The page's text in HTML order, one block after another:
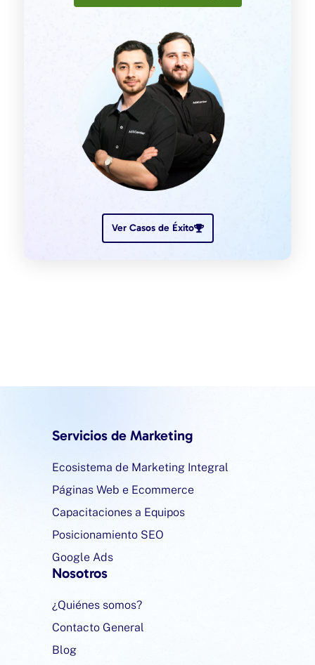
Ver Casos de Éxito
Servicios de Marketing
Ecosistema de Marketing Integral
Páginas Web e Ecommerce
Capacitaciones a Equipos
Posicionamiento SEO
Google Ads
Nosotros
¿Quiénes somos?
Contacto General
Blog